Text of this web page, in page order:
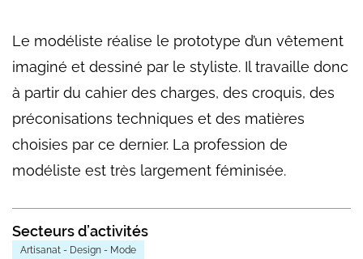
Le modéliste réalise le prototype d’un vêtement
imaginé et dessiné par le styliste. Il travaille donc
à partir du cahier des charges, des croquis, des
préconisations techniques et des matières
choisies par ce dernier. La profession de
modéliste est très largement féminisée.
Secteurs d’activités
Artisanat - Design - Mode